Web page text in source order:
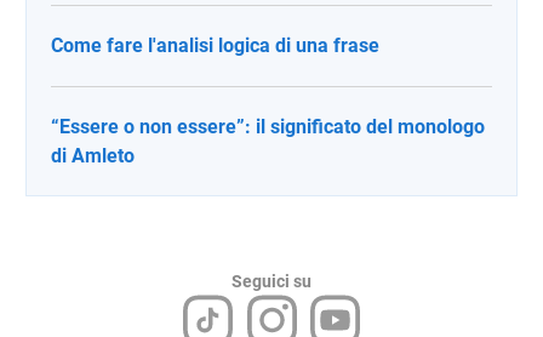
Come fare l'analisi logica di una frase
“Essere o non essere”: il significato del monologo
di Amleto
Seguici su